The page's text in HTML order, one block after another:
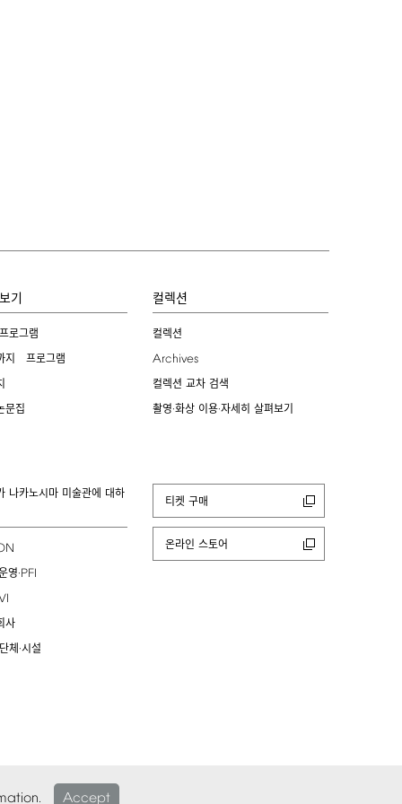
Accept
기
로그램
지 프로그램
문집
컬렉션
컬렉션
Archives
컬렉션 교차 검색
촬영·화상 이용·자세히 살펴보기
나카노시마 미술관에 대하
영·PFI
사
체·시설
티켓 구매
온라인 스토어